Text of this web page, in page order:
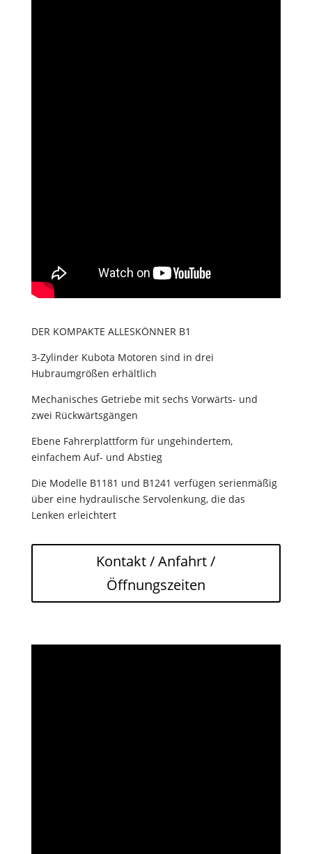
DER KOMPAKTE ALLESKÖNNER B1
3-Zylinder Kubota Motoren sind in drei
Hubraumgrößen erhältlich
Mechanisches Getriebe mit sechs Vorwärts- und
zwei Rückwärtsgängen
Ebene Fahrerplattform für ungehindertem,
einfachem Auf- und Abstieg
Die Modelle B1181 und B1241 verfügen serienmäßig
über eine hydraulische Servolenkung, die das
Lenken erleichtert
Kontakt / Anfahrt /
Öffnungszeiten